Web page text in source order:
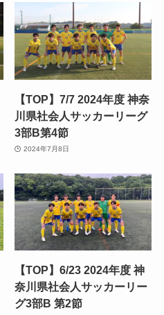
【TOP】7/7 2024年度 神奈
川県社会人サッカーリーグ
3部B第4節
2024年7月8日
【TOP】6/23 2024年度 神
奈川県社会人サッカーリー
グ3部B 第2節